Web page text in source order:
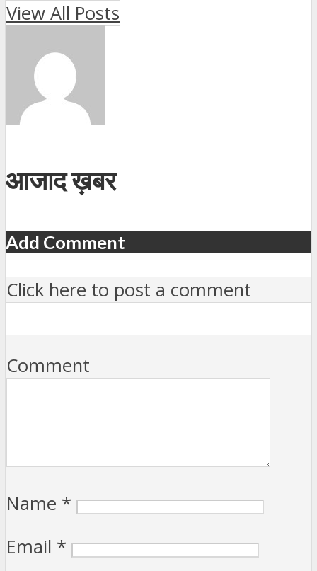
View All Posts
आजाद ख़बर
Add Comment
Click here to post a comment
Comment
Name *
Email *